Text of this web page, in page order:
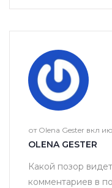
от Olena Gester вкл
OLENA GESTER
Какой позор
комментариев в